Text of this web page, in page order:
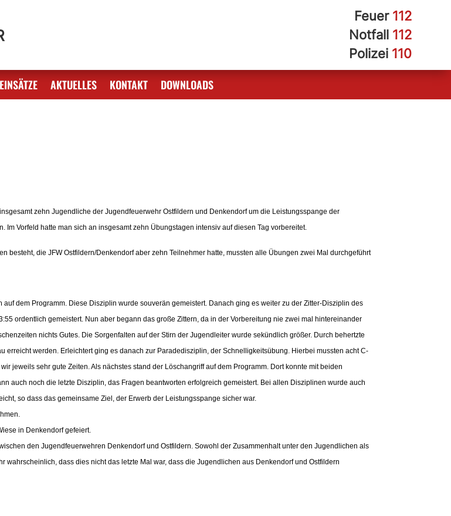
Feuer 112
Notfall 112
Polizei 110
EINSÄTZE AKTUELLES KONTAKT DOWNLOADS
zehn Jugendliche der Jugendfeuerwehr Ostfildern und Denkendorf um die Leistungsspange der
Im Vorfeld hatte man sich an insgesamt zehn Übungstagen intensiv auf diesen Tag vorbereitet.
besteht, die JFW Ostfildern/Denkendorf aber zehn Teilnehmer hatte, mussten alle Übungen zwei Mal durchgeführt
dem Programm. Diese Disziplin wurde souverän gemeistert. Danach ging es weiter zu der Zitter-Disziplin des
ordentlich gemeistert. Nun aber begann das große Zittern, da in der Vorbereitung nie zwei mal hintereinander
nichts Gutes. Die Sorgenfalten auf der Stirn der Jugendleiter wurde sekündlich größer. Durch behertzte
werden. Erleichtert ging es danach zur Paradedisziplin, der Schnelligkeitsübung. Hierbei mussten acht C-
jeweils sehr gute Zeiten. Als nächstes stand der Löschangriff auf dem Programm. Dort konnte mit beiden
auch noch die letzte Disziplin, das Fragen beantworten erfolgreich gemeistert. Bei allen Disziplinen wurde auch
so dass das gemeinsame Ziel, der Erwerb der Leistungsspange sicher war.
in Denkendorf gefeiert.
den Jugendfeuerwehren Denkendorf und Ostfildern. Sowohl der Zusammenhalt unter den Jugendlichen als
dass dies nicht das letzte Mal war, dass die Jugendlichen aus Denkendorf und Ostfildern